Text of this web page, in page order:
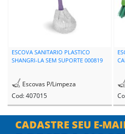
ESCOVA SANITARIO PLASTICO
SHANGRI-LA SEM SUPORTE 000819
Escovas P/Limpeza
Cod: 407015
CADASTRE SEU E-